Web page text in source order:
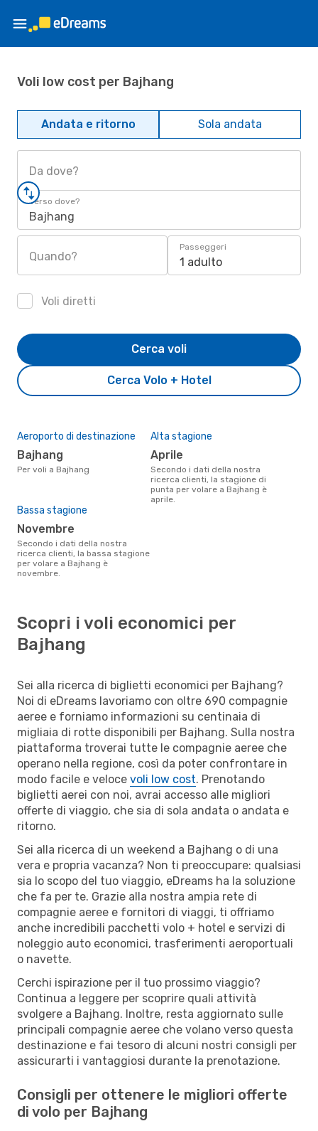
Voli low cost per Bajhang
Andata e ritorno Sola andata
Da dove?
Verso dove?
Bajhang
Quando?
Passeggeri
1 adulto
Voli diretti
Cerca Volo + Hotel
Cerca voli
Aeroporto di destinazione
Bajhang
Per voli a Bajhang
Alta stagione
aprile
Secondo i dati della nostra
ricerca clienti, la stagione di
punta per volare a Bajhang è
aprile.
Bassa stagione
novembre
Secondo i dati della nostra
ricerca clienti, la bassa stagione
per volare a Bajhang è
novembre.
Scopri i voli economici per
Bajhang
Sei alla ricerca di biglietti economici per Bajhang?
Noi di eDreams lavoriamo con oltre 690 compagnie
aeree e forniamo informazioni su centinaia di
migliaia di rotte disponibili per Bajhang. Sulla nostra
piattaforma troverai tutte le compagnie aeree che
operano nella regione, così da poter confrontare in
modo facile e veloce voli low cost. Prenotando
biglietti aerei con noi, avrai accesso alle migliori
offerte di viaggio, che sia di sola andata o andata e
ritorno.
Sei alla ricerca di un weekend a Bajhang o di una
vera e propria vacanza? Non ti preoccupare: qualsiasi
sia lo scopo del tuo viaggio, eDreams ha la soluzione
che fa per te. Grazie alla nostra ampia rete di
compagnie aeree e fornitori di viaggi, ti offriamo
anche incredibili pacchetti volo + hotel e servizi di
noleggio auto economici, trasferimenti aeroportuali
o navette.
Cerchi ispirazione per il tuo prossimo viaggio?
Continua a leggere per scoprire quali attività
svolgere a Bajhang. Inoltre, resta aggiornato sulle
principali compagnie aeree che volano verso questa
destinazione e fai tesoro di alcuni nostri consigli per
assicurarti i vantaggiosi durante la prenotazione.
Consigli per ottenere le migliori offerte
di volo per Bajhang